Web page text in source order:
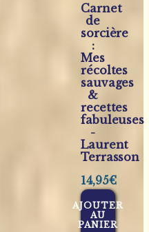
Carnet
de
sorcière
:
Mes
récoltes
sauvages
&
recettes
fabuleuses
-
Laurent
Terrasson
14,95€
AJOUTER
AU
PANIER